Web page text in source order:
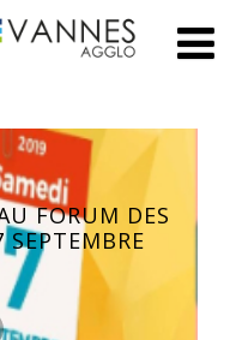
FORUM DES